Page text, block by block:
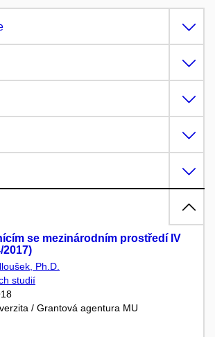
se mezinárodním prostředí IV
2017)
Ph.D.
studií
/ Grantová agentura MU